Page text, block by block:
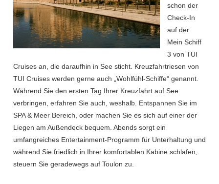
schon der
Check-In
auf der
Mein Schiff
3 von TUI
Cruises an, die daraufhin in See sticht. Kreuzfahrtriesen von
TUI Cruises werden gerne auch „Wohlfühl-Schiffe“ genannt.
Während Sie den ersten Tag Ihrer Kreuzfahrt auf See
verbringen, erfahren Sie auch, weshalb. Entspannen Sie im
SPA & Meer Bereich, oder machen Sie es sich auf einer der
Liegen am Außendeck bequem. Abends sorgt ein
umfangreiches Entertainment-Programm für Unterhaltung und
während Sie friedlich in Ihrer komfortablen Kabine schlafen,
steuern Sie geradewegs auf Toulon zu.